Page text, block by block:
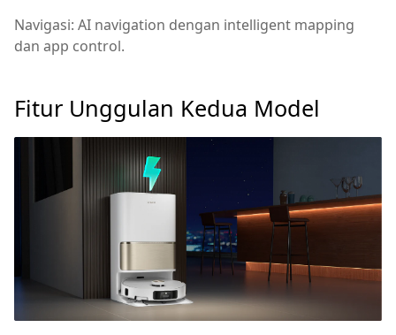
Navigasi: AI navigation dengan intelligent mapping
dan app control.
Fitur Unggulan Kedua Model